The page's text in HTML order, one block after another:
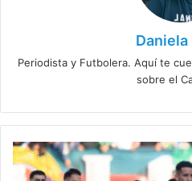
Daniela
Periodista y Futbolera. Aquí te
sobre el
Colo
Colo